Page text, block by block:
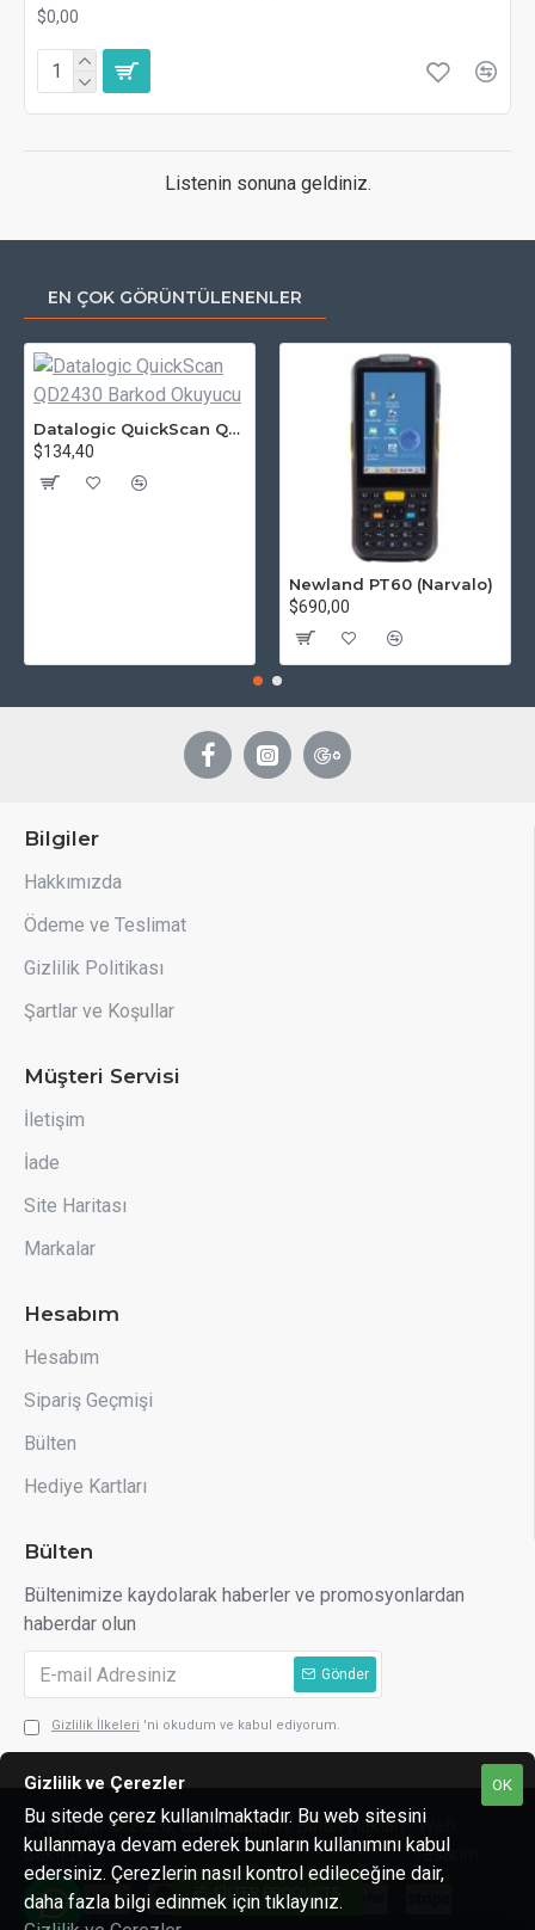
$0,00
Listenin sonuna geldiniz.
EN ÇOK GÖRÜNTÜLENENLER
Datalogic QuickScan QD2430 Barkod Okuyucu
$134,40
Newland PT60 (Narvalo)
$690,00
Bilgiler
Hakkımızda
Ödeme ve Teslimat
Gizlilik Politikası
Şartlar ve Koşullar
Müşteri Servisi
İletişim
İade
Site Haritası
Markalar
Hesabım
Hesabım
Sipariş Geçmişi
Bülten
Hediye Kartları
Bülten
Bültenimize kaydolarak haberler ve promosyonlardan
haberdar olun
Gönder
Gizlilik İlkeleri 'ni okudum ve kabul ediyorum.
Copyright © 2020, Barkodalalım, Bütün Hakları
Saklıdır
Web
Tasarım
OK
Gizlilik ve Çerezler
Bu sitede çerez kullanılmaktadır. Bu web sitesini
kullanmaya devam ederek bunların kullanımını kabul
edersiniz. Çerezlerin nasıl kontrol edileceğine dair,
daha fazla bilgi edinmek için tıklayınız.
FILTER PRODUCTS